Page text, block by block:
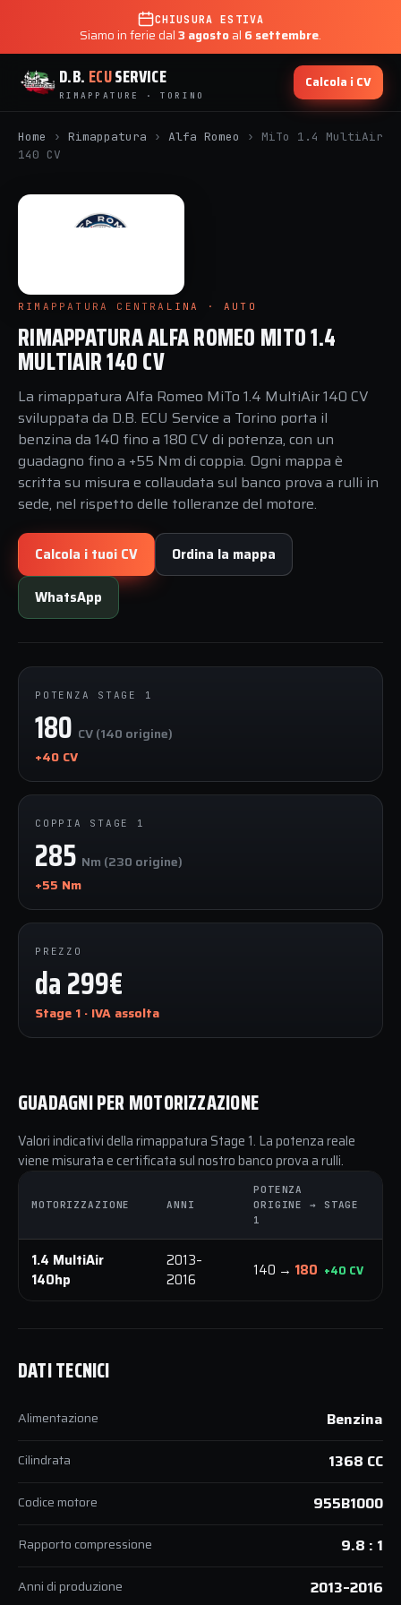
CHIUSURA ESTIVA
Siamo in ferie dal3 agostoal 6 settembre.
D.B. ECUSERVICE
RIMAPPATURE · TORINO
Calcola i CV
Home › Rimappatura › Alfa Romeo › MiTo 1.4 MultiAir
140 CV
RIMAPPATURA CENTRALINA · AUTO
RIMAPPATURA ALFA ROMEO MITO 1.4
MULTIAIR 140 CV
La rimappatura Alfa Romeo MiTo 1.4 MultiAir 140 CV
sviluppata da D.B. ECU Service a Torino porta il
benzina da 140 fino a 180 CV di potenza, con un
guadagno fino a +55 Nm di coppia. Ogni mappa è
scritta su misura e collaudata sul banco prova a rulli in
sede, nel rispetto delle tolleranze del motore.
Calcola i tuoi CV Ordina la mappa
WhatsApp
POTENZA STAGE 1
180 CV (140 origine)
+40 CV
COPPIA STAGE 1
285 Nm (230 origine)
+55 Nm
PREZZO
da 299€
Stage 1 · IVA assolta
GUADAGNI PER MOTORIZZAZIONE
Valori indicativi della rimappatura Stage 1. La potenza reale
viene misurata e certificata sul nostro banco prova a rulli.
MOTORIZZAZIONE ANNI
POTENZA
ORIGINE → STAGE
1
1.4 MultiAir
140hp
2013–
2016
140 → 180 +40 CV
DATI TECNICI
Alimentazione Benzina
Cilindrata 1368 CC
Codice motore 955B1000
Rapporto compressione 9.8 : 1
Anni di produzione 2013–2016